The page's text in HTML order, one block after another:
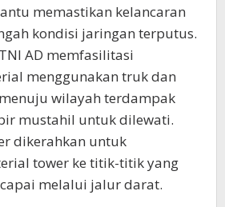
memastikan kelancaran
kondisi jaringan terputus.
AD memfasilitasi
menggunakan truk dan
wilayah terdampak
mustahil untuk dilewati.
dikerahkan untuk
tower ke titik-titik yang
melalui jalur darat.